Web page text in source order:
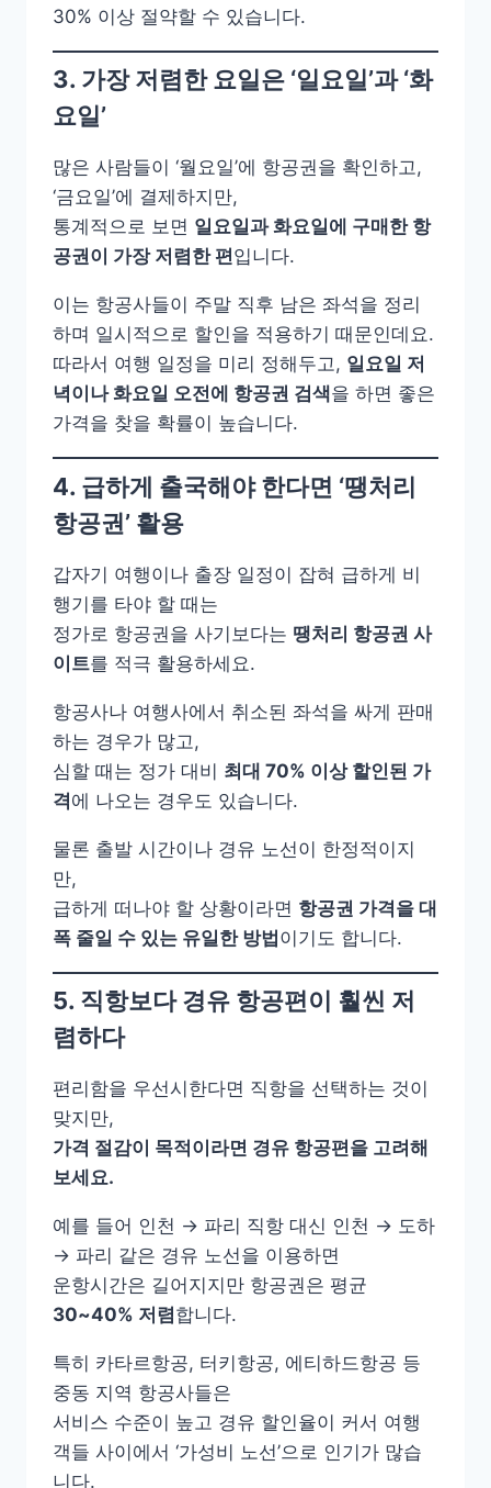
30% 이상 절약할 수 있습니다.
3. 가장 저렴한 요일은 ‘일요일’과 ‘화
요일’
많은 사람들이 ‘월요일’에 항공권을 확인하고,
‘금요일’에 결제하지만,
통계적으로 보면 일요일과 화요일에 구매한 항
공권이 가장 저렴한 편입니다.
이는 항공사들이 주말 직후 남은 좌석을 정리
하며 일시적으로 할인을 적용하기 때문인데요.
따라서 여행 일정을 미리 정해두고, 일요일 저
녁이나 화요일 오전에 항공권 검색을 하면 좋은
가격을 찾을 확률이 높습니다.
4. 급하게 출국해야 한다면 ‘땡처리
항공권’ 활용
갑자기 여행이나 출장 일정이 잡혀 급하게 비
행기를 타야 할 때는
정가로 항공권을 사기보다는 땡처리 항공권 사
이트를 적극 활용하세요.
항공사나 여행사에서 취소된 좌석을 싸게 판매
하는 경우가 많고,
심할 때는 정가 대비 최대 70% 이상 할인된 가
격에 나오는 경우도 있습니다.
물론 출발 시간이나 경유 노선이 한정적이지
만,
급하게 떠나야 할 상황이라면 항공권 가격을 대
폭 줄일 수 있는 유일한 방법이기도 합니다.
5. 직항보다 경유 항공편이 훨씬 저
렴하다
편리함을 우선시한다면 직항을 선택하는 것이
맞지만,
가격 절감이 목적이라면 경유 항공편을 고려해
보세요.
예를 들어 인천 → 파리 직항 대신 인천 → 도하
→ 파리 같은 경유 노선을 이용하면
운항시간은 길어지지만 항공권은 평균
30~40% 저렴합니다.
특히 카타르항공, 터키항공, 에티하드항공 등
중동 지역 항공사들은
서비스 수준이 높고 경유 할인율이 커서 여행
객들 사이에서 ‘가성비 노선’으로 인기가 많습
니다.